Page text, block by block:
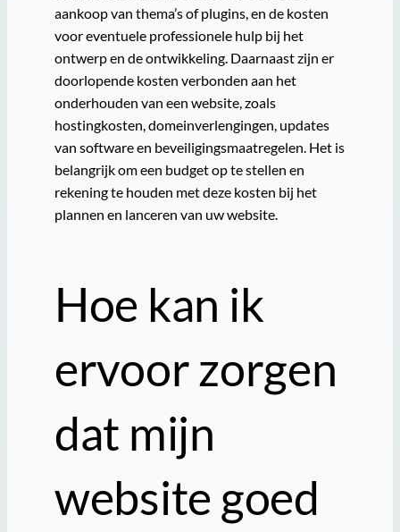
aankoop van thema’s of plugins, en de kosten
voor eventuele professionele hulp bij het
ontwerp en de ontwikkeling. Daarnaast zijn er
doorlopende kosten verbonden aan het
onderhouden van een website, zoals
hostingkosten, domeinverlengingen, updates
van software en beveiligingsmaatregelen. Het is
belangrijk om een budget op te stellen en
rekening te houden met deze kosten bij het
plannen en lanceren van uw website.
Hoe kan ik
ervoor zorgen
dat mijn
website goed